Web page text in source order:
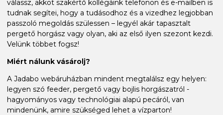
válassz, akkot szakértő kollégáink telefonon és e-mailben is
tudnak segítei, hogy a tudásodhoz és a vizedhez legjobban
passzoló megoldás szülessen – legyél akár tapasztalt
pergető horgász vagy olyan, aki az első ilyen szezont kezdi.
Velünk többet fogsz!
Miért nálunk vásárolj?
A Jadabo webáruházban mindent megtalálsz egy helyen:
legyen szó feeder, pergető vagy bojlis horgászatról -
hagyományos vagy technológiai alapú pecáról, van
mindenünk, amire szükséged lehet a vízparton!